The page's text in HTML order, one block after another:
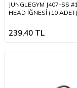
JUNGLEGYM J407-SS
HEAD İĞNESİ (10 ADET)
239,40 TL